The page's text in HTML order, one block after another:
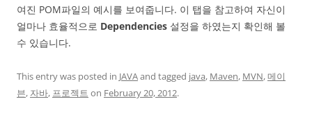
여진 POM파일의 예시를 보여줍니다. 이 탭을 참고하여 자신이
얼마나 효율적으로 Dependencies 설정을 하였는지 확인해 볼
수 있습니다.
This entry was posted in JAVAand tagged java, Maven, MVN,메이
븐, 자바, 프로젝트 on February 20, 2012.